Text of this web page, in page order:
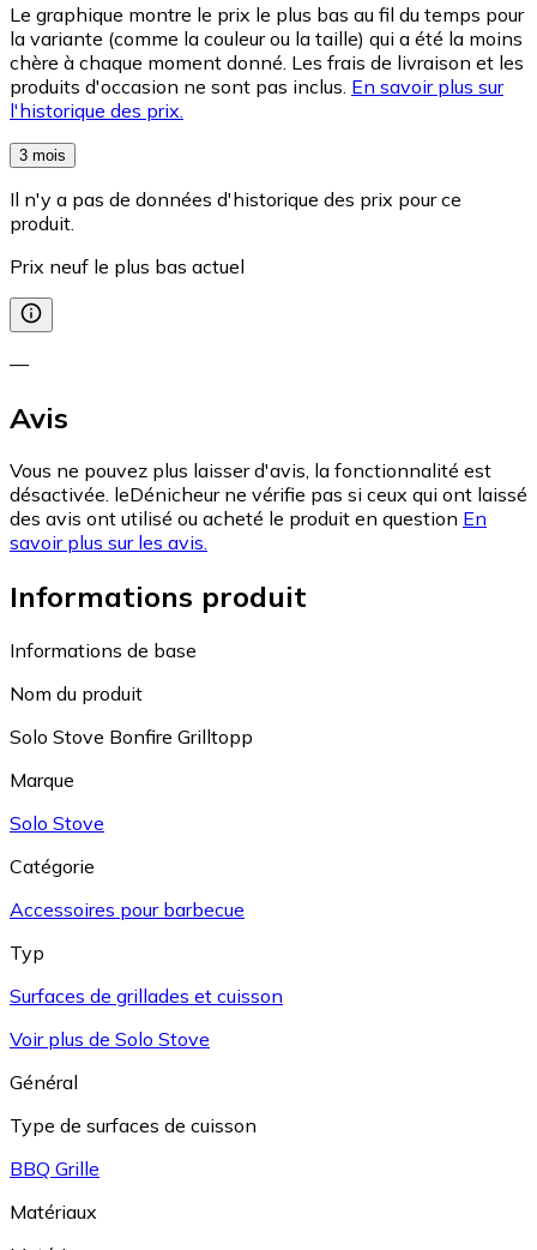
Le graphique montre le prix le plus bas au fil du temps pour
la variante (comme la couleur ou la taille) qui a été la moins
chère à chaque moment donné. Les frais de livraison et les
produits d'occasion ne sont pas inclus. En savoir plus sur
l'historique des prix.
3 mois
Il n'y a pas de données d'historique des prix pour ce
produit.
Prix neuf le plus bas actuel
—
Avis
Vous ne pouvez plus laisser d'avis, la fonctionnalité est
désactivée. leDénicheur ne vérifie pas si ceux qui ont laissé
des avis ont utilisé ou acheté le produit en question En
savoir plus sur les avis.
Informations produit
Informations de base
Nom du produit
Solo Stove Bonfire Grilltopp
Marque
Solo Stove
Catégorie
Accessoires pour barbecue
Typ
Surfaces de grillades et cuisson
Voir plus de Solo Stove
Général
Type de surfaces de cuisson
BBQ Grille
Matériaux